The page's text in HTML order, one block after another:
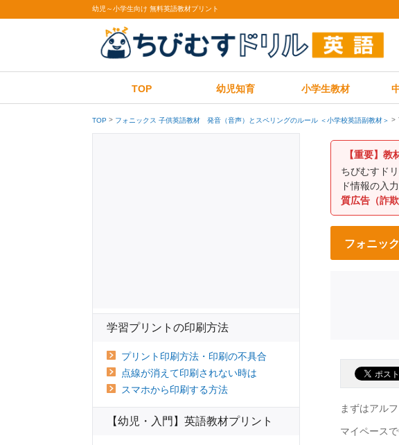
幼児～小学生向け 無料英語教材プリント
TOP 幼児知育 小学生教材
TOP フォニックス 子供英語教材 発音（音声）とスペリングのルール ＜小学校英語副教材＞
【重要】
ちびむすド
ド情報の入
質広告（詐欺
フォニッ
まずはアル
マイペース
学習プリントの印刷方法
プリント印刷方法・印刷の不具合
点線が消えて印刷されない時は
スマホから印刷する方法
【幼児・入門】英語教材プリント